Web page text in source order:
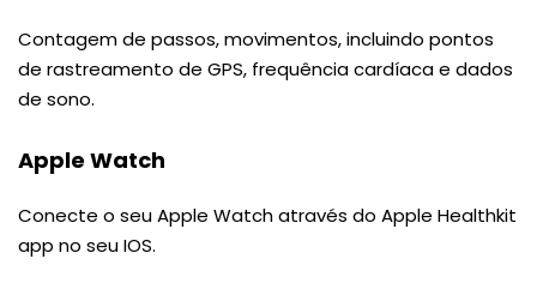
Contagem de passos, movimentos, incluindo pontos
de rastreamento de GPS, frequência cardíaca e dados
de sono.
Apple Watch
Conecte o seu Apple Watch através do Apple Healthkit
app no seu IOS.